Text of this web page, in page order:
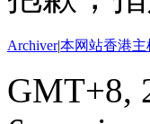
Archiver|本网站香港主
GMT+8,